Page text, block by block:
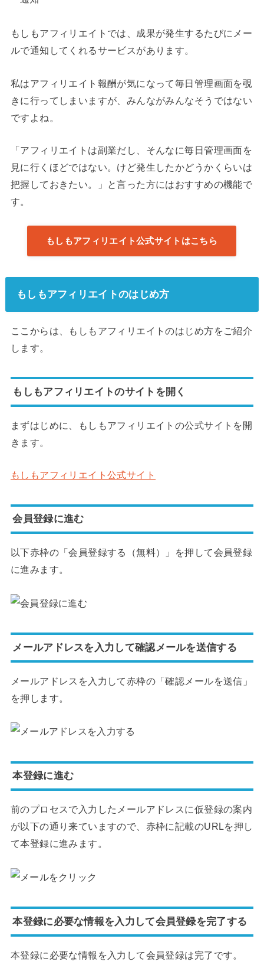
もしもアフィリエイトでは、成果が発生するたびにメー
ルで通知してくれるサービスがあります。
私はアフィリエイト報酬が気になって毎日管理画面を覗
きに行ってしまいますが、みんながみんなそうではない
ですよね。
「アフィリエイトは副業だし、そんなに毎日管理画面を
見に行くほどではない。けど発生したかどうかくらいは
把握しておきたい。」と言った方にはおすすめの機能で
す。
もしもアフィリエイト公式サイトはこちら
もしもアフィリエイトのはじめ方
ここからは、もしもアフィリエイトのはじめ方をご紹介
します。
もしもアフィリエイトのサイトを開く
まずはじめに、もしもアフィリエイトの公式サイトを開
きます。
もしもアフィリエイト公式サイト
会員登録に進む
以下赤枠の「会員登録する（無料）」を押して会員登録
に進みます。
メールアドレスを入力して確認メールを送信する
メールアドレスを入力して赤枠の「確認メールを送信」
を押します。
本登録に進む
前のプロセスで入力したメールアドレスに仮登録の案内
が以下の通り来ていますので、赤枠に記載のURLを押し
て本登録に進みます。
本登録に必要な情報を入力して会員登録を完了する
本登録に必要な情報を入力して会員登録は完了です。